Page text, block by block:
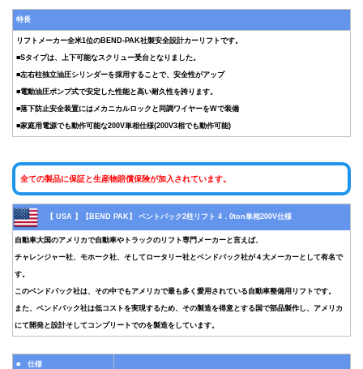
特長
リフトメーカー全米1位のBEND-PAK社製安全設計カーリフトです。
■Sタイプは、上下可能なスクリュー受台となりました。
■左右柱独立油圧シリンダーを採用することで、安全性がアップ
■電動油圧ポンプ式で安定した性能と高い耐久性を誇ります。
■落下防止安全装置にはメカニカルロックと同調ワイヤーをWで装備
■家庭用電源でも動作可能な200V単相仕様(200V3相でも動作可能)
全ての製品に保証と生産物賠償保険が加入されています。
【 USA 】【BEND PAK】 ベントパック2柱リフト 4．0ton単相200V仕様
自動車大国のアメリカで自動車やトラックのリフト専門メーカーと言えば、
チャレンジャー社、モホーク社、そしてロータリー社とベンドパック社が４大メーカーとして有名で
す。
このベンドパック社は、その中でもアメリカで最も多く愛用されている自動車整備用リフトです。
また、ベンドパック社は低コストを実現するため、その製造を得意とする国で部品製作し、アメリカ
にて開発と設計そしてコンプリートでのを製造をしています。
■ 仕様